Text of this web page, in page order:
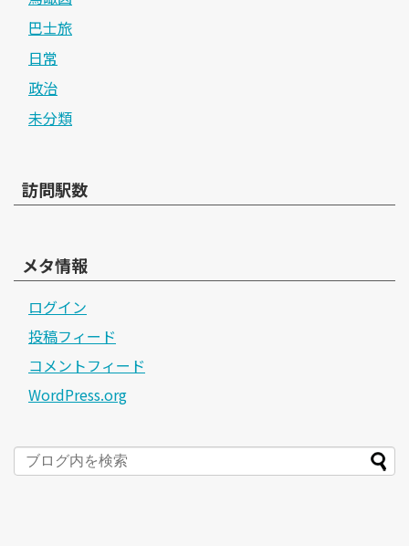
巴士旅
日常
政治
未分類
訪問駅数
メタ情報
ログイン
投稿フィード
コメントフィード
WordPress.org